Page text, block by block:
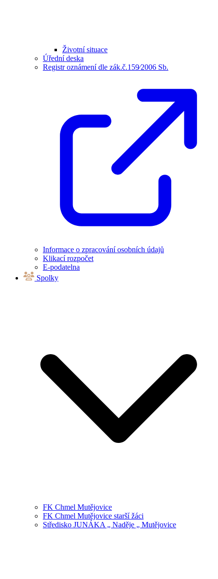
Životní situace
Úřední deska
Registr oznámení dle zák.č.159⁄2006 Sb.
Informace o zpracování osobních údajů
Klikací rozpočet
E-podatelna
Spolky
FK Chmel Mutějovice
FK Chmel Mutějovice starší žáci
Středisko JUNÁKA „ Naděje „ Mutějovice